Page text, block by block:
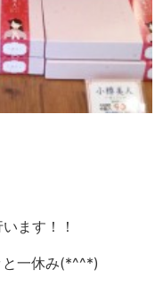
ます！！
と一休み(*^^*)